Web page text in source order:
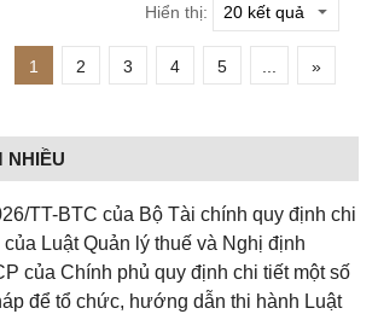
Hiển thị:
1 2 3 4 5 »
NHIỀU
TT-BTC của Bộ Tài chính quy định chi
Luật Quản lý thuế và Nghị định
của Chính phủ quy định chi tiết một số
để tổ chức, hướng dẫn thi hành Luật